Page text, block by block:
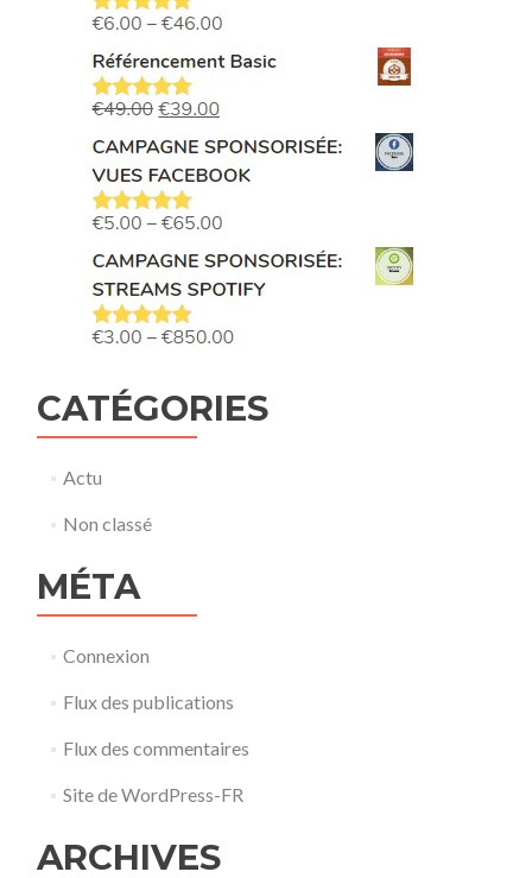
CATÉGORIES
Actu
Non classé
MÉTA
Connexion
Flux des publications
Flux des commentaires
Site de WordPress-FR
ARCHIVES